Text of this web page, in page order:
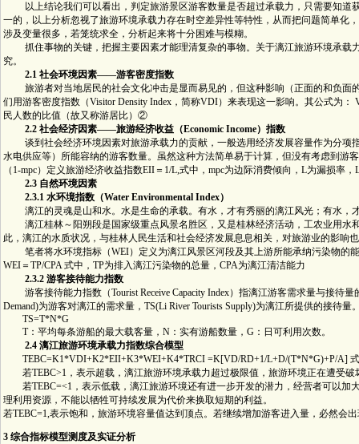
以上结论我们可以看出，判定旅游景区游客数量是否超过承载力，只需要知道
一的，以上分析忽视了旅游环境承载力存在时空差异性等特性，从而把问题简单化
涉及变量很多，若笼统求全，分析起来将十分困难与模糊。
抓住事物的关键，把握主要因素才能理清复杂的事物。关于漓江旅游环境承载
究。
2.1 社会环境因素――游客密度指数
旅游者对当地居民的社会文化冲击是显而易见的，但这种影响（正面的和负面
们用游客密度指数（Visitor Density Index，简称VDI）来表现这一影响。其公式为：
民人数的比值（故又称游居比）②
2.2 社会经济因素――旅游经济收益（Economic Income）指数
谈到社会经济环境因素对旅游承载力的贡献，一般选用经济发展容量作为分项
水电供应等）所能容纳的游客数量。虽然这种方法简单易于计算，但没有考虑到游
（1-mpc）定义旅游经济收益指数EII＝1/L,式中，mpc为边际消费倾向，L为漏损率，
2.3 自然环境因素
2.3.1 水环境指数（Water Environmental Index）
漓江的灵魂是山和水。水是生命的承载。有水，才有秀丽的漓江风光；有水，
漓江桂林～阳朔段是国家级重点风景名胜区，又是桂林经济活动，工农业用水
此，漓江的水质状况，与桂林人民生活和社会经济发展息息相关，对旅游业的影响
笔者将水环境指标（WEI）定义为漓江风景区河段及其上游所能承纳污染物的
WEI＝TP/CPA 式中，TP为排入漓江污染物的总量，CPA为漓江清洁能力
2.3.2 游客接待能力指数
游客接待能力指数（Tourist Receive Capacity Index）指漓江游客需求量与接待量
Demand)为游客对漓江的需求量，TS(Li River Tourists Supply)为漓江所提供的接待量
TS=T*N*G
T：平均每条游船的最大载客量，N：实有游船数量，G：日可利用次数。
2.4 漓江旅游环境承载力指数综合模型
TEBC=K1*VDI+K2*EII+K3*WEI+K4*TRCI =K[VD/RD+1/L+D/(T*N*G)+P/A]
若TEBC>1，表示超载，漓江旅游环境承载力超过极限值，旅游环境正在遭受破
若TEBC=<1，表示低载，漓江旅游环境还有进一步开发的潜力，经营者可以加
理利用资源，不能以牺牲可持续发展为代价来换取短期的利益。
若TEBC=1,表示饱和，旅游环境容量值达到顶点。若继续增加游客进入量，必然会
3 综合指标模型测度及实证分析